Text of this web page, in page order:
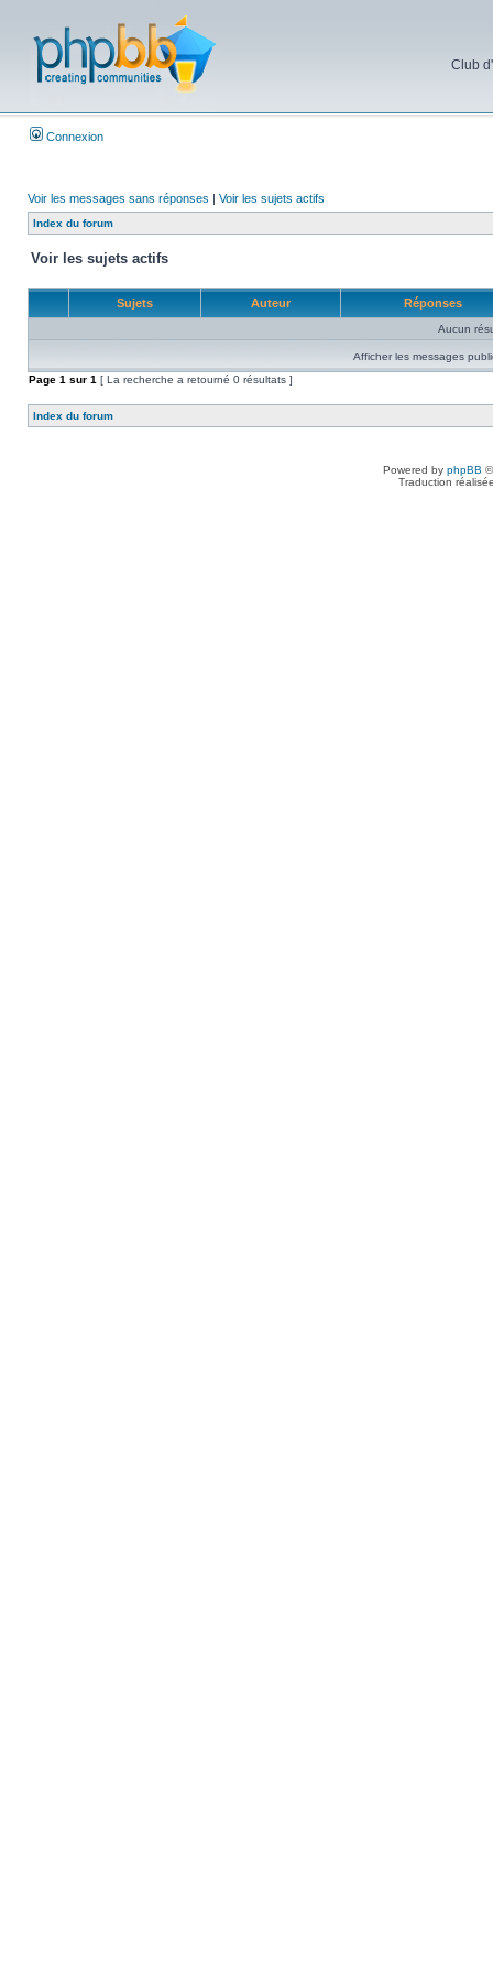
Club
Connexion
Voir les messages sans réponses | Voir les sujets actifs
Index du forum
Voir les sujets actifs
Sujets Auteur Réponses
Aucun
Afficher les messages
Page 1 sur 1 [ La recherche a retourné 0 résultats ]
Index du forum
Powered by phpBB
Traduction